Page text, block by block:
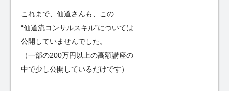
これまで、仙道さんも、この
“仙道流コンサルスキル”については
公開していませんでした。
（一部の200万円以上の高額講座の
中で少し公開しているだけです）